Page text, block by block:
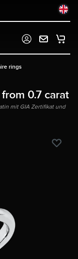
rings
0.7 carat
mit GIA Zertifikat und